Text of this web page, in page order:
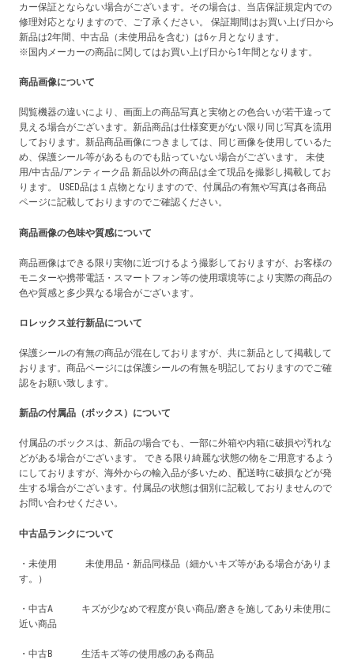
カー保証とならない場合がございます。その場合は、当店保証規定内での
修理対応となりますので、ご了承ください。 保証期間はお買い上げ日から
新品は2年間、中古品（未使用品を含む）は6ヶ月となります。
※国内メーカーの商品に関してはお買い上げ日から1年間となります。
商品画像について
閲覧機器の違いにより、画面上の商品写真と実物との色合いが若干違って
見える場合がございます。新品商品は仕様変更がない限り同じ写真を流用
しております。新品商品画像につきましては、同じ画像を使用しているた
め、保護シール等があるものでも貼っていない場合がございます。 未使
用/中古品/アンティーク品 新品以外の商品は全て現品を撮影し掲載してお
ります。 USED品は１点物となりますので、付属品の有無や写真は各商品
ページに記載しておりますのでご確認ください。
商品画像の色味や質感について
商品画像はできる限り実物に近づけるよう撮影しておりますが、お客様の
モニターや携帯電話・スマートフォン等の使用環境等により実際の商品の
色や質感と多少異なる場合がございます。
ロレックス並行新品について
保護シールの有無の商品が混在しておりますが、共に新品として掲載して
おります。商品ページには保護シールの有無を明記しておりますのでご確
認をお願い致します。
新品の付属品（ボックス）について
付属品のボックスは、新品の場合でも、一部に外箱や内箱に破損や汚れな
どがある場合がございます。 できる限り綺麗な状態の物をご用意するよう
にしておりますが、海外からの輸入品が多いため、配送時に破損などが発
生する場合がございます。付属品の状態は個別に記載しておりませんので
お問い合わせください。
中古品ランクについて
・未使用 未使用品・新品同様品（細かいキズ等がある場合がありま
す。）
・中古A キズが少なめで程度が良い商品/磨きを施してあり未使用に
近い商品
・中古B 生活キズ等の使用感のある商品